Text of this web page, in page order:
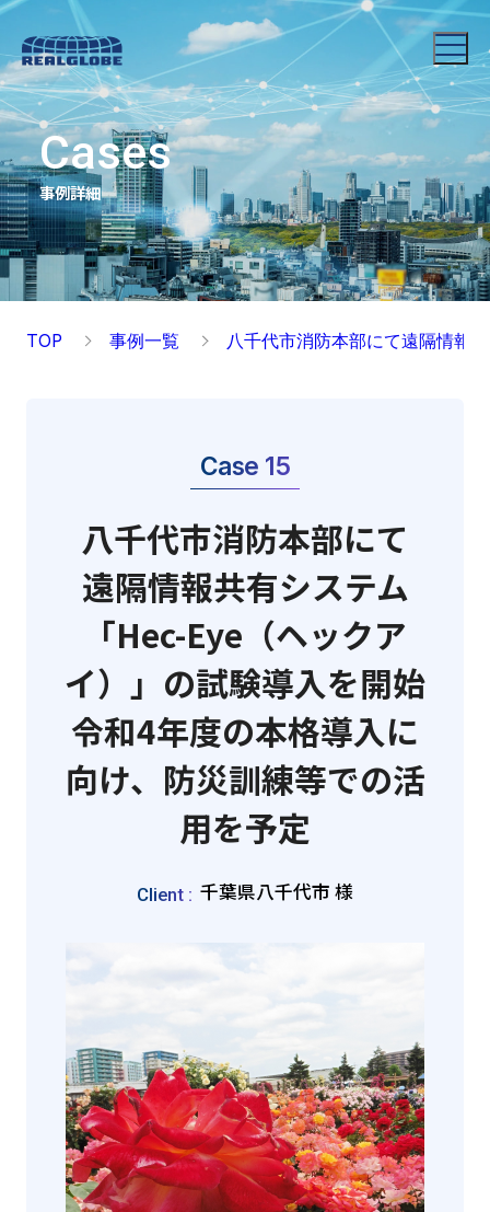
Cases
事例詳細
TOP 事例一覧 八千代市消防本部にて遠隔情報
Case 15
八千代市消防本部にて
遠隔情報共有システム
「Hec-Eye（ヘックア
イ）」の試験導入を開始
令和4年度の本格導入に
向け、防災訓練等での活
用を予定
Client : 千葉県八千代市 様